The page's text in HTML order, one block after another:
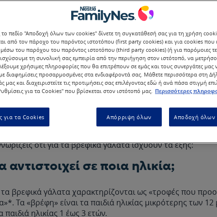
εύκολο να καταλήξεις σε
Διατροφικά οφέλη. Σύσταση. Το βρεφικό γάλα και η
μωρό σου, είναι σκέτη σπαζοκεφαλιά. Μην ανησυχείς
να σου υποδείξει το κατάλληλο γάλα για το μωρό σου
παιδίατρό σου.
ότι για τα βρεφικά γάλατα ισχύουν τα εξής:
αντιστοιχεί σε ποια ηλικία;
βρεφικά γάλατα χαρακτηρίζονται ως «τροφές που
Τα «βρέφη» είναι τα παιδιά ηλικίας μικρότερης των
παιδιά ηλικίας 1 έως 3 ετών.
το πεδίο "Αποδοχή όλων των cookies" δίνετε τη συγκατάθεσή σας για τη χρήση
από τον πάροχο του παρόντος ιστοτόπου (first party cookies) και για cookies που
του παρόχου του παρόντος ιστοτόπου (third party cookies) (ή για παρόμοιες
τη συνολική σας εμπειρία από την περιήγηση στον ιστότοπό, να
χρήσιμες πληροφορίες που θα επιτρέπουν σε εμάς και τους συνεργάτες μας
διαφημίσεις προσαρμοσμένες στα ενδιαφέροντά σας. Μάθετε περισσότερα στη
μας και διαχειριστείτε τις προτιμήσεις σας επιλέγοντας εδώ ή ανά πάσα στιγμή
για τα Cookies" που βρίσκεται στον ιστότοπό μας. Περισσότερες
για τα Cookies Απόρριψη όλων Αποδοχή όλων